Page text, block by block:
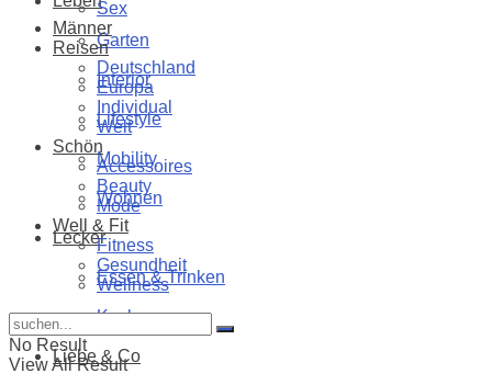
Garten
Interior
Lifestyle
Mobility
Wohnen
Lecker
Essen & Trinken
Kochen
Liebe & Co
Sex
Männer
Reisen
Deutschland
Europa
Individual
Welt
Schön
Accessoires
Beauty
Mode
Well & Fit
Fitness
Gesundheit
Wellness
No Result
View All Result